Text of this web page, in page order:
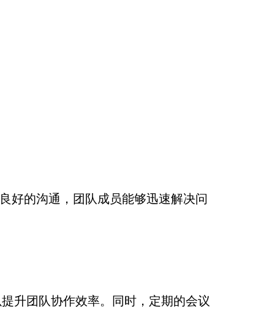
好的沟通，团队成员能够迅速解决问
升团队协作效率。同时，定期的会议